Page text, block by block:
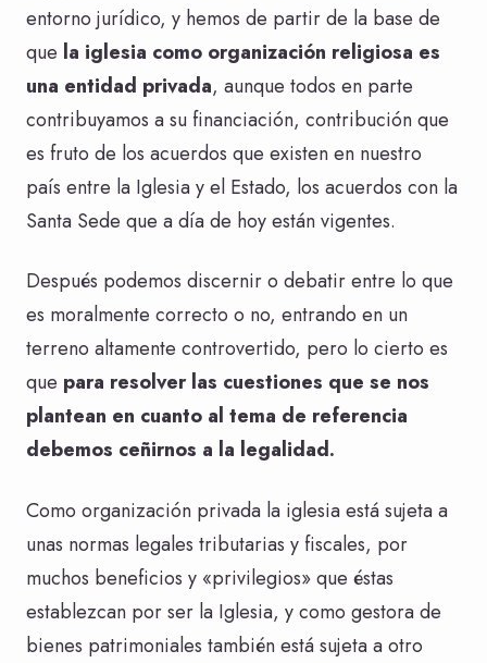
entorno jurídico, y hemos de partir de la base de
que la iglesia como organización religiosa es
una entidad privada, aunque todos en parte
contribuyamos a su financiación, contribución que
es fruto de los acuerdos que existen en nuestro
país entre la Iglesia y el Estado, los acuerdos con la
Santa Sede que a día de hoy están vigentes.
Después podemos discernir o debatir entre lo que
es moralmente correcto o no, entrando en un
terreno altamente controvertido, pero lo cierto es
que para resolver las cuestiones que se nos
plantean en cuanto al tema de referencia
debemos ceñirnos a la legalidad.
Como organización privada la iglesia está sujeta a
unas normas legales tributarias y fiscales, por
muchos beneficios y «privilegios» que éstas
establezcan por ser la Iglesia, y como gestora de
bienes patrimoniales también está sujeta a otro